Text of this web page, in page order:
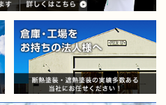
賃貸マンション・アパートオー